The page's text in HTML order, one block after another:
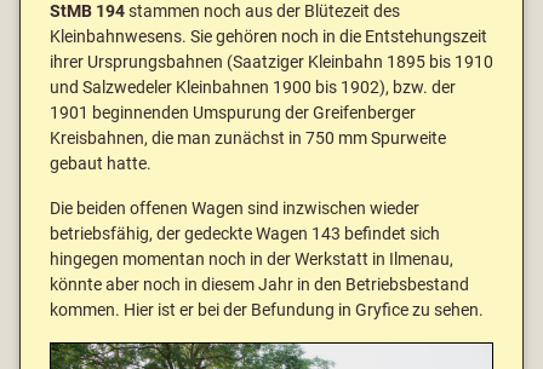
StMB 194stammen noch aus der Blütezeit des
Kleinbahnwesens. Sie gehören noch in die Entstehungszeit
ihrer Ursprungsbahnen (Saatziger Kleinbahn 1895 bis 1910
und Salzwedeler Kleinbahnen 1900 bis 1902), bzw. der
1901 beginnenden Umspurung derGreifenberger
Kreisbahnen, die man zunächst in 750 mm Spurweite
gebaut hatte.
Die beiden offenen Wagen sind inzwischen wieder
betriebsfähig, der gedeckte Wagen 143 befindet sich
hingegen momentan noch in der Werkstatt in Ilmenau,
könnte aber noch in diesem Jahr in den Betriebsbestand
kommen. Hier ist er bei der Befundung in Gryfice zu sehen.